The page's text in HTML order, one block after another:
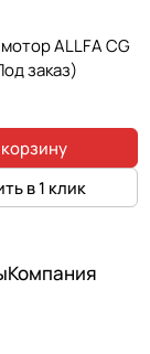
ALLFA CG
заказ)
в 1 клик
Компания